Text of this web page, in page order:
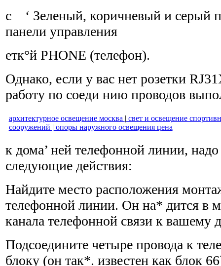
с ‘ Зеленый, коричневый и серый
панели управления
етк°й PHONE (телефон).
Однако, если у вас нет розетки
работу по соеди нию проводов
архитектурное освещение москва | свет и освещение
сооружений | опоры наружного освещения цена
к дома’ ней телефонной линии,
следующие действия:
Найдите место расположения
телефонной линии. Он на* дится в
канала телефонной связи к вашему
Подсоедините четыре провода к
блоку (он так*. известен как блок